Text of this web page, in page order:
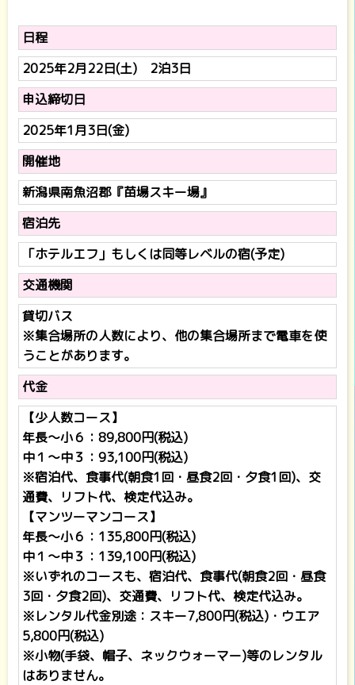
日程
2025年2月22日(土) 2泊3日
申込締切日
2025年1月3日(金)
開催地
新潟県南魚沼郡『苗場スキー場』
宿泊先
「ホテルエフ」もしくは同等レベルの宿(予定)
交通機関
貸切バス
※集合場所の人数により、他の集合場所まで電車を使
うことがあります。
代金
【少人数コース】
年長～小６：89,800円(税込)
中１～中３：93,100円(税込)
※宿泊代、食事代(朝食1回・昼食2回・夕食1回)、交
通費、リフト代、検定代込み。
【マンツーマンコース】
年長～小６：135,800円(税込)
中１～中３：139,100円(税込)
※いずれのコースも、宿泊代、食事代(朝食2回・昼食
3回・夕食2回)、交通費、リフト代、検定代込み。
※レンタル代金別途：スキー7,800円(税込)・ウエア
5,800円(税込)
※小物(手袋、帽子、ネックウォーマー)等のレンタル
はありません。